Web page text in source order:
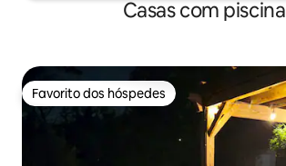
Casas com piscina
Favorito dos hóspedes
Favorito dos hóspedes